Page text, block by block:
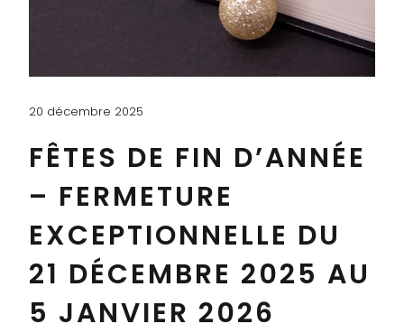
20 décembre 2025
FÊTES DE FIN D’ANNÉE
– FERMETURE
EXCEPTIONNELLE DU
21 DÉCEMBRE 2025 AU
5 JANVIER 2026